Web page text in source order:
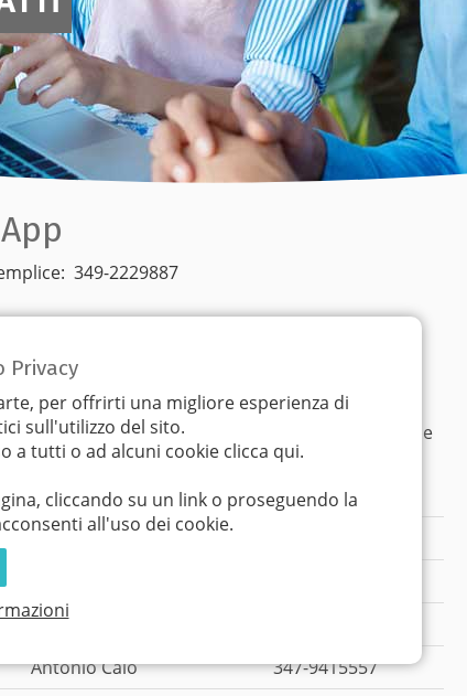
Privacy
per offrirti una migliore esperienza di
sull'utilizzo del sito.
a tutti o ad alcuni cookie clicca qui.
cliccando su un link o proseguendo la
all'uso dei cookie.
349-2229887
sono presenti in quasi tutte le regioni italiane e
esitate a contattarci:
Paolo Di Renzo
Antonio Calò
Antonio Calò
347-9415557